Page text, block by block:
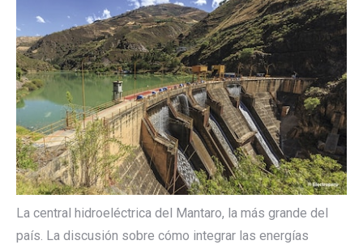
La central hidroeléctrica del Mantaro, la más grande del
país. La discusión sobre cómo integrar las energías